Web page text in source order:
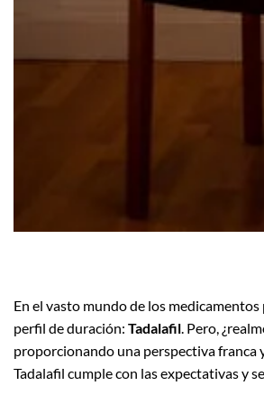
En el vasto mundo de los
perfil de duración: Tadalafil. Pero,
proporcionando una perspectiva franca
Tadalafil cumple con las expectativas y